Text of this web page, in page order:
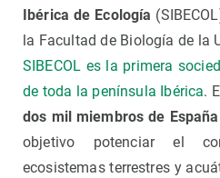
Ibérica de Ecología
la Facultad de Biología de la
SIBECOL es la primera
de toda la península Ibérica.
dos mil miembros de
objetivo potenciar el
ecosistemas terrestres y